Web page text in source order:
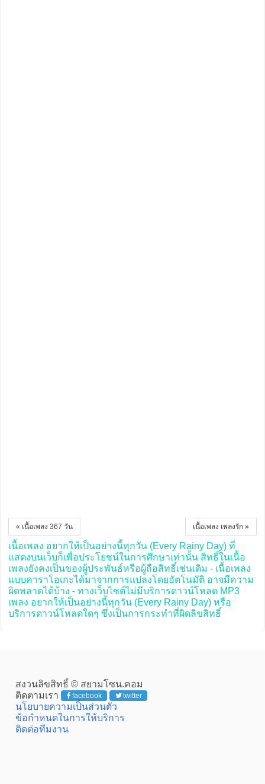
เนื้อเพลง เพลงรัก »
« เนื้อเพลง 367 วัน
เนื้อเพลง อยากให้เป็นอย่างนี้ทุกวัน (Every Rainy Day) ที่
แสดงบนเว็บก็เพื่อประโยชน์ในการศึกษาเท่านั้น สิทธิ์ในเนื้อ
เพลงยังคงเป็นของผู้ประพันธ์หรือผู้ถือสิทธิ์เช่นเดิม - เนื้อเพลง
แบบคาราโอเกะได้มาจากการแปลงโดยอัตโนมัติ อาจมีความ
ผิดพลาดได้บ้าง - ทางเว็บไซต์ไม่มีบริการดาวน์โหลด MP3
เพลง อยากให้เป็นอย่างนี้ทุกวัน (Every Rainy Day) หรือ
บริการดาวน์โหลดใดๆ ซึ่งเป็นการกระทำที่ผิดลิขสิทธิ์
สงวนลิขสิทธิ์ © สยามโซน.คอม
ติดตามเรา
facebook twitter
นโยบายความเป็นส่วนตัว
ข้อกำหนดในการให้บริการ
ติดต่อทีมงาน